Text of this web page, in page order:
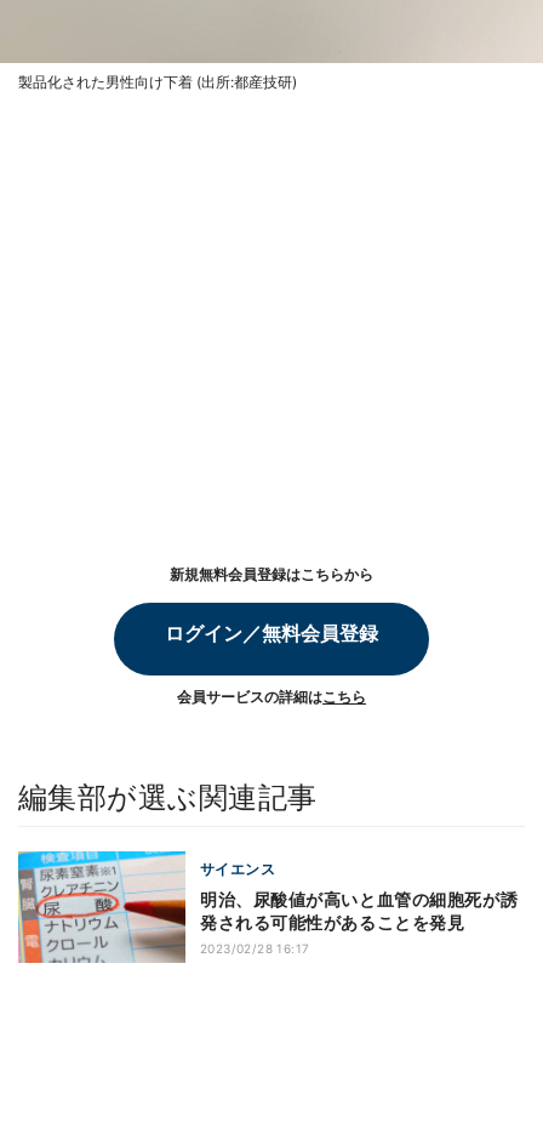
製品化された男性向け下着 (出所:都産技研)
新規無料会員登録はこちらから
ログイン／無料会員登録
会員サービスの詳細はこちら
編集部が選ぶ関連記事
サイエンス
明治、尿酸値が高いと血管の細胞死が誘
発される可能性があることを発見
2023/02/28 16:17